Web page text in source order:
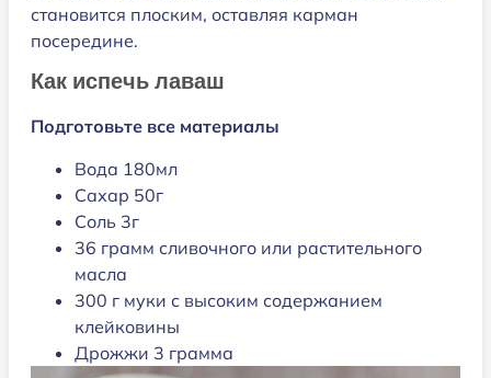
становится плоским, оставляя карман
посередине.
Как испечь лаваш
Подготовьте все материалы
Вода 180мл
Сахар 50г
Соль 3г
36 грамм сливочного или растительного
масла
300 г муки с высоким содержанием
клейковины
Дрожжи 3 грамма